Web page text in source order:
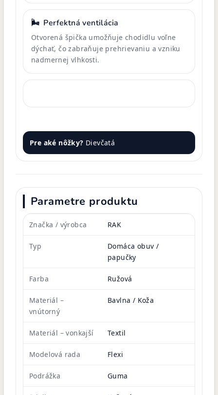
🌬️ Perfektná ventilácia
Otvorená špička umožňuje chodidlu voľne
dýchať, čo zabraňuje prehrievaniu a vzniku
nadmernej vlhkosti.
Pre aké nôžky? Dievčatá
Parametre produktu
Značka / výrobca RAK
Typ
Domáca obuv /
papučky
Farba Ružová
Materiál –
vnútorný
Bavlna / Koža
Materiál – vonkajší Textil
Modelová rada Flexi
Podrážka Guma